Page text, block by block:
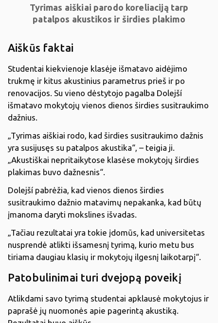
Tyrimas aiškiai parodo koreliaciją tarp
patalpos akustikos ir širdies plakimo
Aiškūs faktai
Studentai kiekvienoje klasėje išmatavo aidėjimo
trukmę ir kitus akustinius parametrus prieš ir po
renovacijos. Su vieno dėstytojo pagalba Dolejší
išmatavo mokytojų vienos dienos širdies susitraukimo
dažnius.
„Tyrimas aiškiai rodo, kad širdies susitraukimo dažnis
yra susijusęs su patalpos akustika“, – teigia ji.
„Akustiškai nepritaikytose klasėse mokytojų širdies
plakimas buvo dažnesnis“.
Dolejší pabrėžia, kad vienos dienos širdies
susitraukimo dažnio matavimų nepakanka, kad būtų
įmanoma daryti mokslines išvadas.
„Tačiau rezultatai yra tokie įdomūs, kad universitetas
nusprendė atlikti išsamesnį tyrimą, kurio metu bus
tiriama daugiau klasių ir mokytojų ilgesnį laikotarpį“.
Patobulinimai turi dvejopą poveikį
Atlikdami savo tyrimą studentai apklausė mokytojus ir
paprašė jų nuomonės apie pagerintą akustiką.